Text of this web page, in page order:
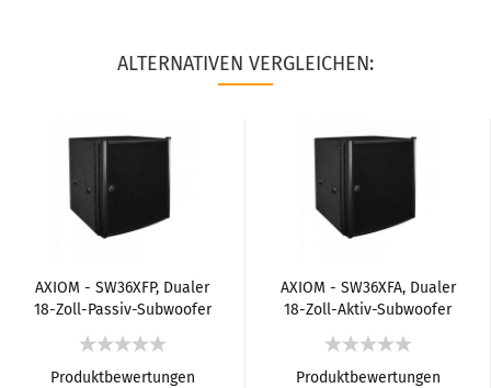
ALTERNATIVEN VERGLEICHEN:
AXIOM - SW36XFP, Dualer
18-Zoll-Passiv-Subwoofer
Produktbewertungen
AXIOM - SW36XFA, Dualer
18-Zoll-Aktiv-Subwoofer
Produktbewertungen